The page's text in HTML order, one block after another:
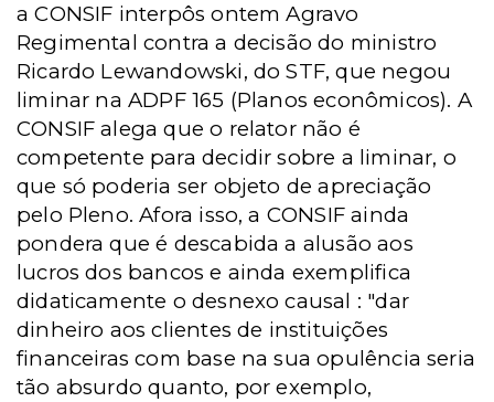
a CONSIF interpôs ontem Agravo
Regimental contra a decisão do ministro
Ricardo Lewandowski, do STF, que negou
liminar na ADPF 165 (Planos econômicos). A
CONSIF alega que o relator não é
competente para decidir sobre a liminar, o
que só poderia ser objeto de apreciação
pelo Pleno. Afora isso, a CONSIF ainda
pondera que é descabida a alusão aos
lucros dos bancos e ainda exemplifica
didaticamente o desnexo causal : "dar
dinheiro aos clientes de instituições
financeiras com base na sua opulência seria
tão absurdo quanto, por exemplo,